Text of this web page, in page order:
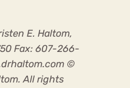
E. Haltom,
Fax: 607-266-
©
All rights